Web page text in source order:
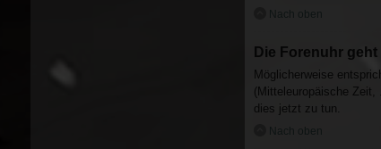
Nach oben
Die Forenuhr
Möglicherweise
(Mitteleuropäische Zeit,
dies jetzt zu tun.
Nach oben